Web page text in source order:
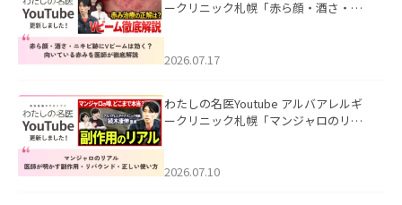
ークリニック札幌「赤ら顔・酒さ・ニ
した。
2026.07.17
わたしの名医Youtube アルバアレルギ
ークリニック札幌「マンジャロのリア
た。
2026.07.10